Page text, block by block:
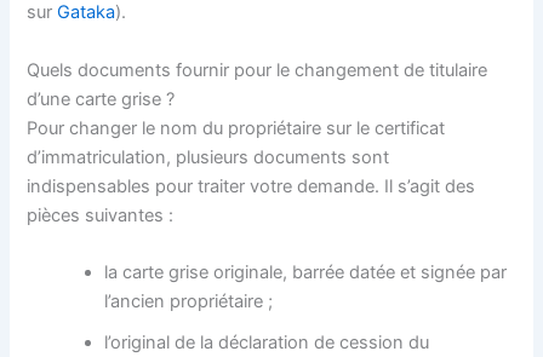
surGataka).
Quels documents fournir pour le changement de titulaire
d’une carte grise ?
Pour changer le nom du propriétaire sur le certificat
d’immatriculation, plusieurs documents sont
indispensables pour traiter votre demande. Il s’agit des
pièces suivantes :
la carte grise originale, barrée datée et signée par
l’ancien propriétaire ;
l’original de la déclaration de cession du